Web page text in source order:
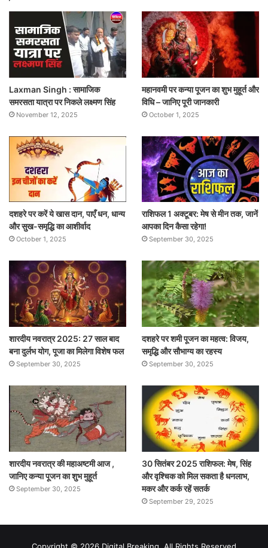
Laxman Singh : सामाजिक
समरसता यात्रा पर निकले लक्ष्मण सिंह
November 12, 2025
महानवमी पर कन्या पूजन का शुभ मुहूर्त और
विधि – जानिए पूरी जानकारी
October 1, 2025
दशहरे पर करें ये खास दान, पाएँ धन, धान्य
और सुख-समृद्धि का आशीर्वाद
October 1, 2025
राशिफल 1 अक्टूबर: मेष से मीन तक, जानें
आपका दिन कैसा रहेगा!
September 30, 2025
शारदीय नवरात्र 2025: 27 साल बाद
बना दुर्लभ योग, पूजा का मिलेगा विशेष फल
September 30, 2025
दशहरे पर शमी पूजन का महत्व: विजय,
समृद्धि और सौभाग्य का रहस्य
September 30, 2025
शारदीय नवरात्र की महाअष्टमी आज ,
जानिए कन्या पूजन का शुभ मुहूर्त
September 30, 2025
30 सितंबर 2025 राशिफल: मेष, सिंह
और वृश्चिक को मिल सकता है धनलाभ,
मकर और कर्क रहें सतर्क
September 29, 2025